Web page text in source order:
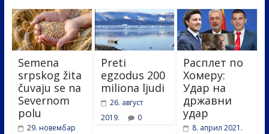
Semena
srpskog žita
čuvaju se na
Severnom
polu
29. новембар
Preti
egzodus 200
miliona ljudi
26. август
2019.
0
Расплет по
Хомеру:
Удар на
државни
удар
8. април 2021.